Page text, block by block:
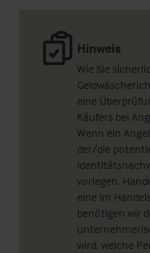
Hinweis
Wie Sie
eine
Käufers bei
Wenn ein
der/die
vorlegen.
eine im
benötigen wir
wird, welche